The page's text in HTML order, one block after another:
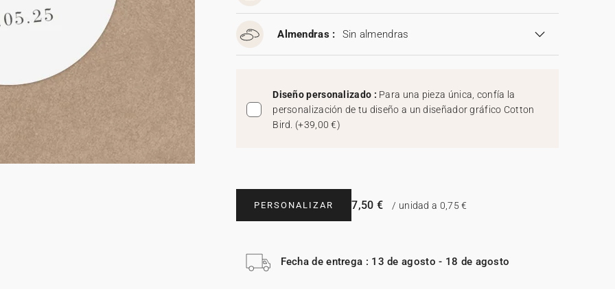
Almendras : Sin almendras
Diseño personalizado : Para una pieza única, confía la
personalización de tu diseño a un diseñador gráfico Cotton
Bird. (+39,00 €)
PERSONALIZAR 7,50 € / unidad a 0,75 €
Fecha de entrega : 13 de agosto - 18 de agosto